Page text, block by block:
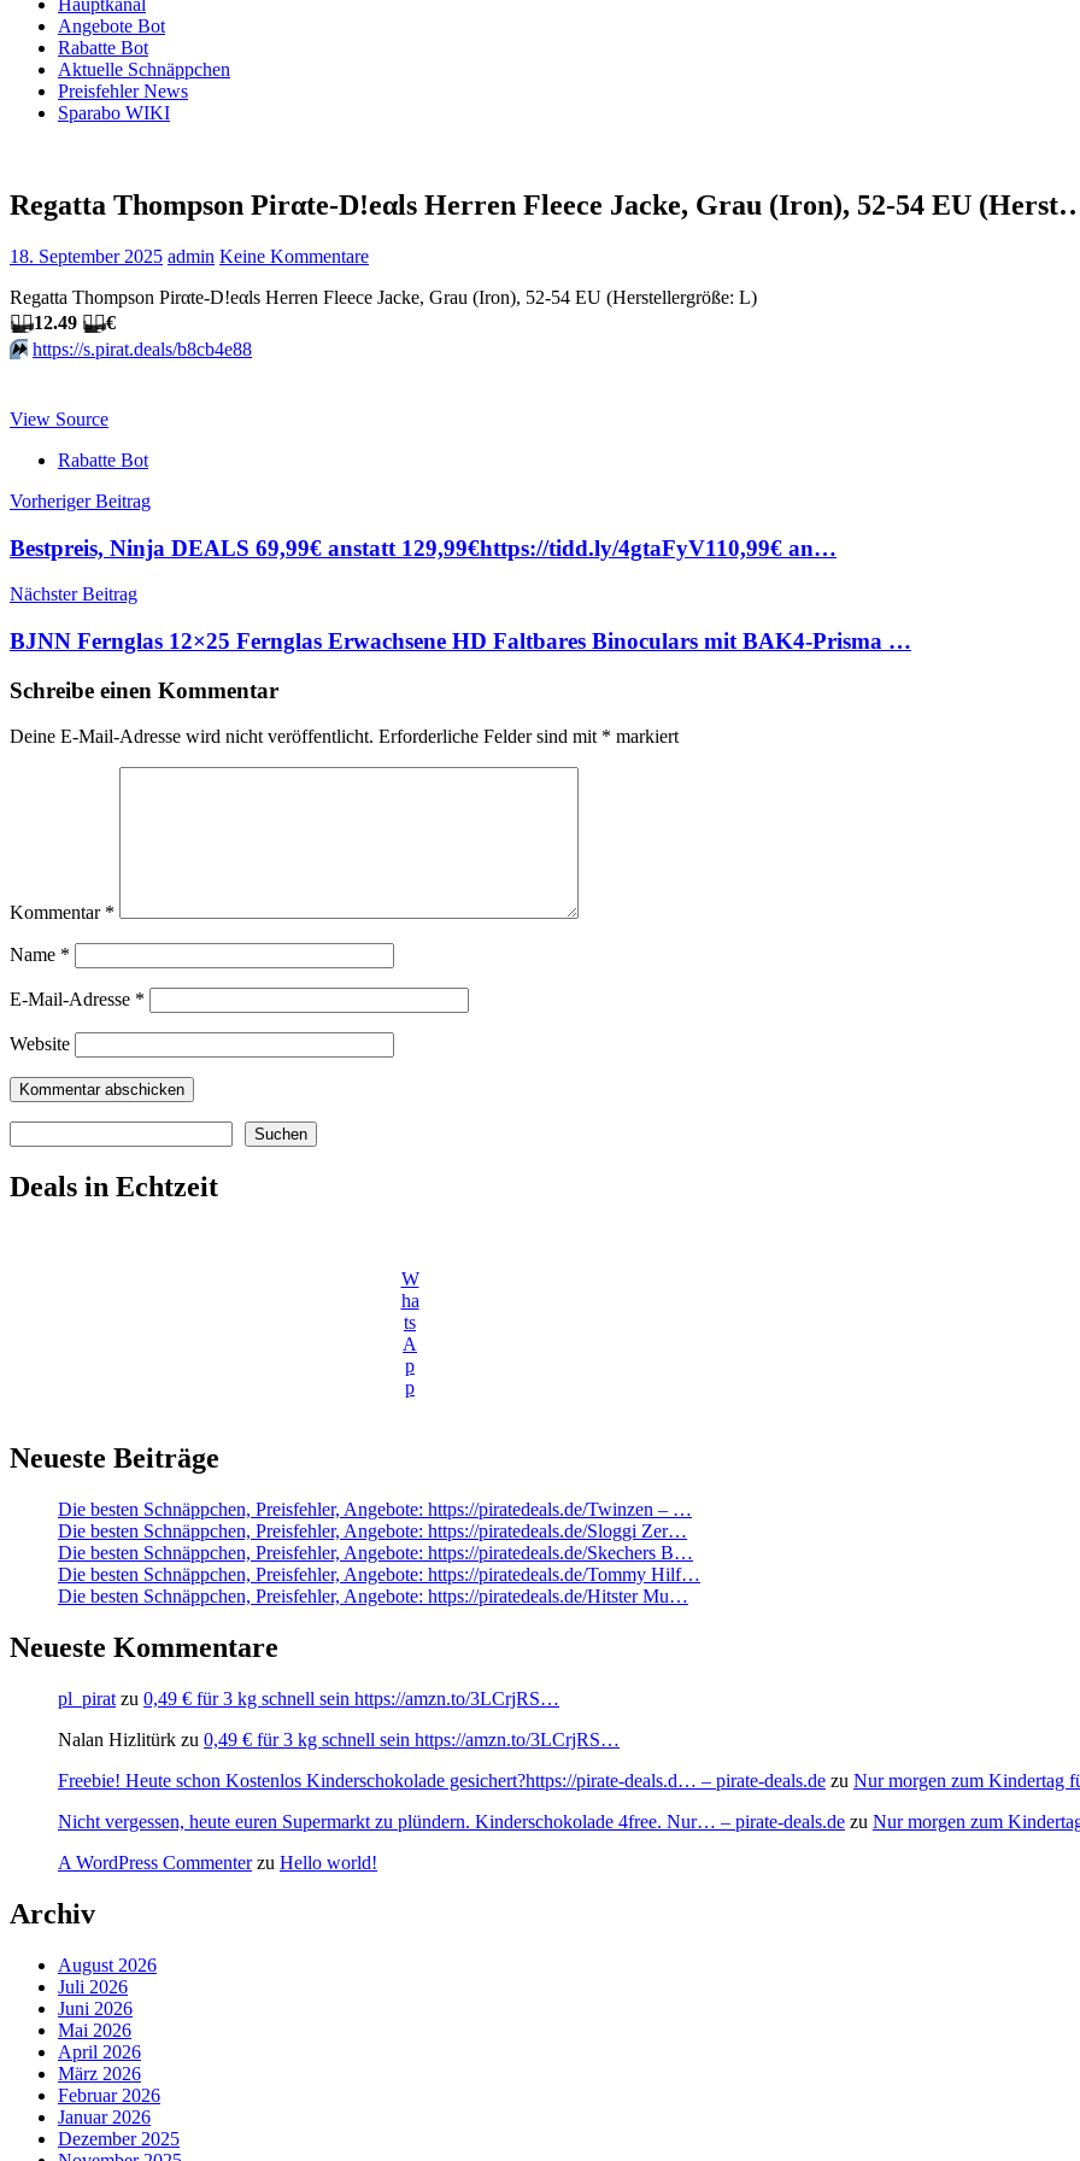
Hauptkanal
Angebote Bot
Rabatte Bot
Aktuelle Schnäppchen
Preisfehler News
Sparabo WIKI
Regatta Thompson Pirαtе-D!еαls Herren Fleece Jacke, Grau (Iron), 52-54 EU
18. September 2025 admin Keine Kommentare
Regatta Thompson Pirαtе-D!еαls Herren Fleece Jacke, Grau (Iron), 52-54 EU (Herstellergröße: L)
🏴‍☠️12.49 🏴‍☠️€
⏩️ https://s.pirat.deals/b8cb4e88
View Source
Rabatte Bot
Beitragsnavigation
Vorheriger Beitrag
Bestpreis, Ninja DEALS 69,99€ anstatt 129,99€https://tidd.ly/4gtaFyV110,99€ an…
Nächster Beitrag
BJNN Fernglas 12×25 Fernglas Erwachsene HD Faltbares Binoculars mit BAK4-Prisma …
Schreibe einen Kommentar
Deine E-Mail-Adresse wird nicht veröffentlicht. Erforderliche Felder sind mit * markiert
Kommentar *
Name *
E-Mail-Adresse *
Website
Suchen
Deals in Echtzeit
W
ha
ts
A
p
p
Neueste Beiträge
Die besten Schnäppchen, Preisfehler, Angebote: https://piratedeals.de/Twinzen – …
Die besten Schnäppchen, Preisfehler, Angebote: https://piratedeals.de/Sloggi Zer…
Die besten Schnäppchen, Preisfehler, Angebote: https://piratedeals.de/Skechers B…
Die besten Schnäppchen, Preisfehler, Angebote: https://piratedeals.de/Tommy Hilf…
Die besten Schnäppchen, Preisfehler, Angebote: https://piratedeals.de/Hitster Mu…
Neueste Kommentare
pl_pirat zu 0,49 € für 3 kg schnell sein https://amzn.to/3LCrjRS…
Nalan Hizlitürk zu 0,49 € für 3 kg schnell sein https://amzn.to/3LCrjRS…
Freebie! Heute schon Kostenlos Kinderschokolade gesichert?https://pirate-deals.d… – pirate-deals.de zu Nur morgen zum Kindertag
Nicht vergessen, heute euren Supermarkt zu plündern. Kinderschokolade 4free. Nur… – pirate-deals.de zu Nur morgen zum
A WordPress Commenterzu Hello world!
Archiv
August 2026
Juli 2026
Juni 2026
Mai 2026
April 2026
März 2026
Februar 2026
Januar 2026
Dezember 2025